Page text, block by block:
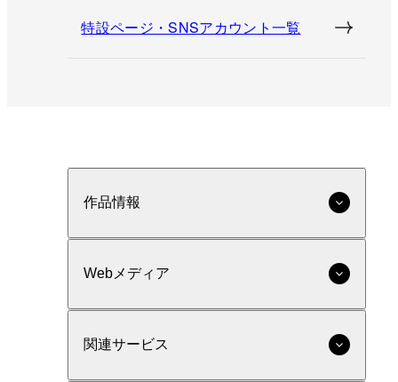
特設ページ・SNSアカウント一覧
作品情報
Webメディア
関連サービス